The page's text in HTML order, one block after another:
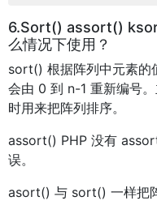
6.Sort() assort()
么情况下使用？
sort() 根据阵列中元素的
会由 0 到 n-1 重新编号
时用来把阵列排序。
assort() PHP 没有
误。
asort() 与 sort() 一样把